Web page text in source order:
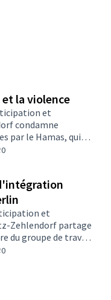
la violence
et
condamne
par le Hamas, qui
innocents du côté
pacifique et
les pays du district.
0
et
Zehlendorf partage
du groupe de travail
pour la
0